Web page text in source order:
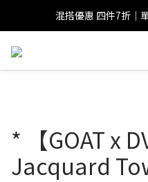
混搭優惠 四件7折｜
* 【GOAT x
Jacquard